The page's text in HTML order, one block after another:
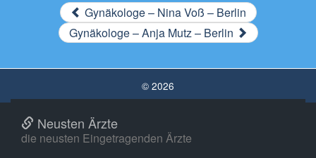
Gynäkologe – Nina Voß – Berlin
Gynäkologe – Anja Mutz – Berlin
© 2026
Neusten Ärzte
die neusten Eingetragenden Ärzte